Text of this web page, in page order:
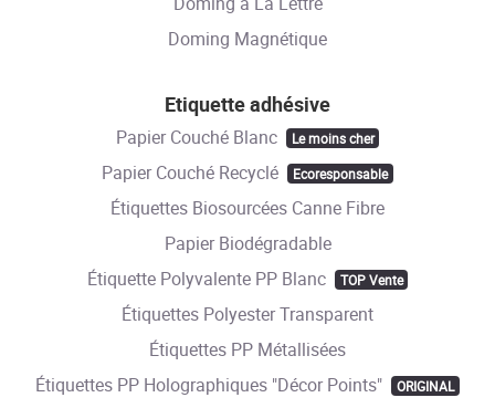
Doming Magnétique
Etiquette adhésive
Papier Couché Blanc Le moins cher
Papier Couché Recyclé Ecoresponsable
Étiquettes Biosourcées Canne Fibre
Papier Biodégradable
Étiquette Polyvalente PP Blanc
TOP Vente
Étiquettes Polyester Transparent
Étiquettes PP Métallisées
Étiquettes PP Holographiques "Décor Points"
ORIGINAL